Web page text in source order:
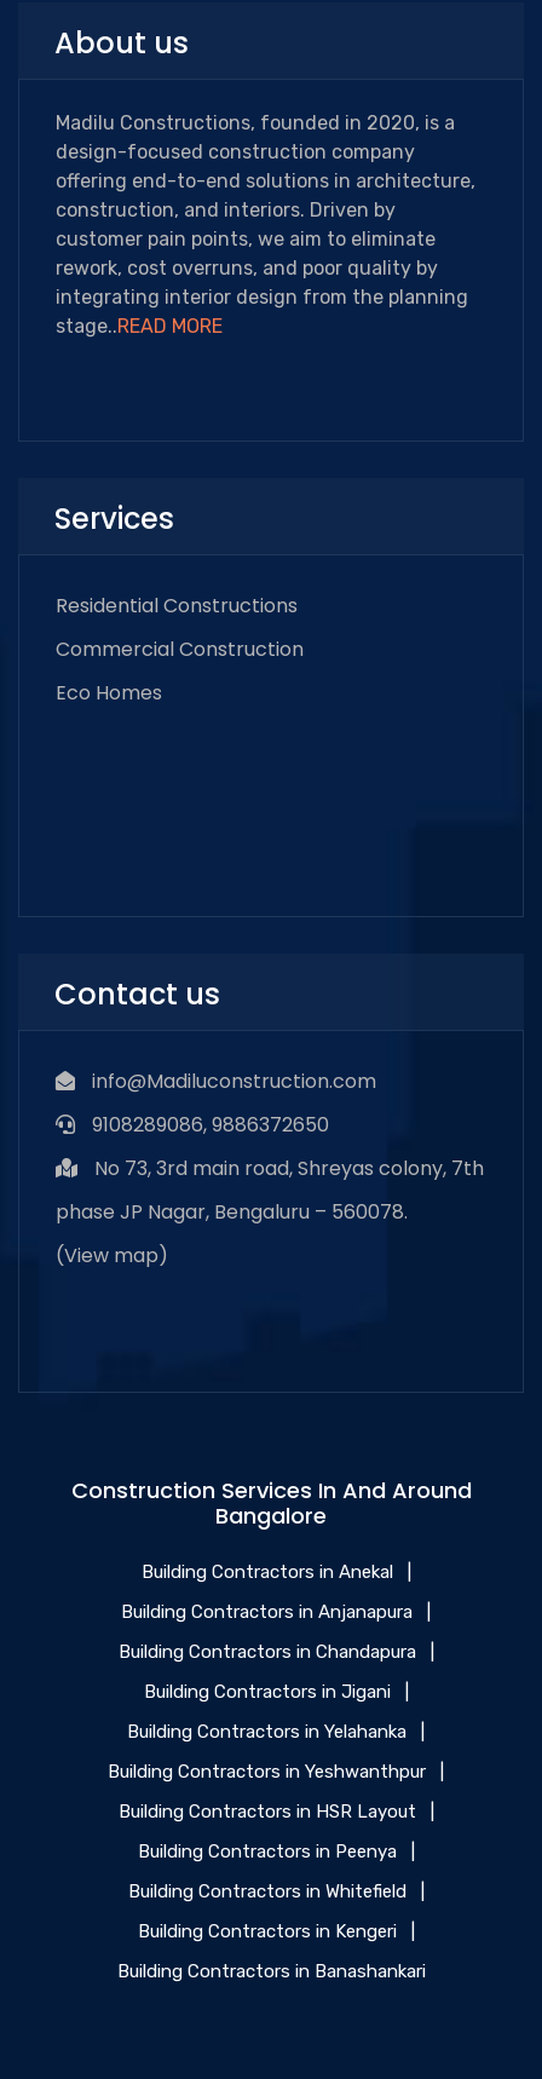
About us
Madilu Constructions, founded in 2020, is a
design-focused construction company
offering end-to-end solutions in architecture,
construction, and interiors. Driven by
customer pain points, we aim to eliminate
rework, cost overruns, and poor quality by
integrating interior design from the planning
stage..READ MORE
Services
Residential Constructions
Commercial Construction
Eco Homes
Contact us
info@Madiluconstruction.com
9108289086, 9886372650
No 73, 3rd main road, Shreyas colony, 7th
phase JP Nagar, Bengaluru – 560078.
(View map)
Construction Services In And Around
Bangalore
Building Contractors in Anekal
Building Contractors in Anjanapura
Building Contractors in Chandapura
Building Contractors in Jigani
Building Contractors in Yelahanka
Building Contractors in Yeshwanthpur
Building Contractors in HSR Layout
Building Contractors in Peenya
Building Contractors in Whitefield
Building Contractors in Kengeri
Building Contractors in Banashankari